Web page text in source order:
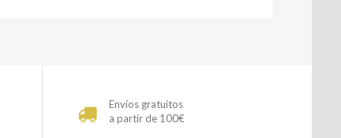
Envíos gratuitos
a partir de 100€